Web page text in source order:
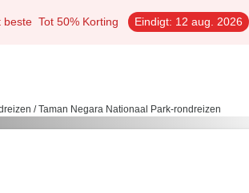
beste Tot 50% Korting Eindigt: 12 aug. 2026
/ Taman Negara Nationaal Park-rondreizen